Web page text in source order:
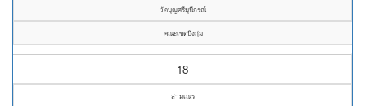
วัดบุญศรีมุนีกรณ์
คณะเขตบึงกุ่ม
18
สามเณร